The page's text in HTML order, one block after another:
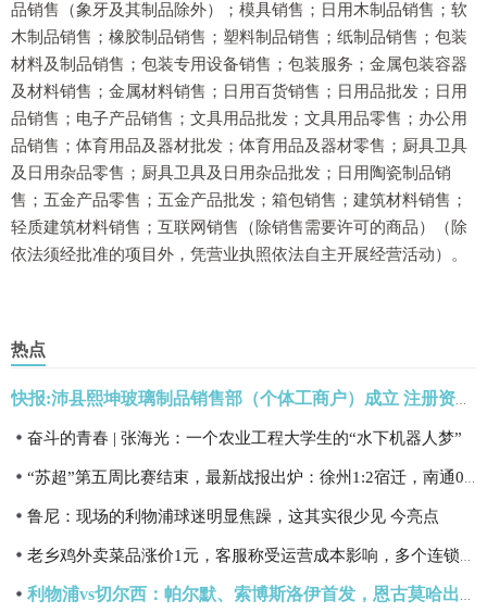
品销售（象牙及其制品除外）；模具销售；日用木制品销售；软
木制品销售；橡胶制品销售；塑料制品销售；纸制品销售；包装
材料及制品销售；包装专用设备销售；包装服务；金属包装容器
及材料销售；金属材料销售；日用百货销售；日用品批发；日用
品销售；电子产品销售；文具用品批发；文具用品零售；办公用
品销售；体育用品及器材批发；体育用品及器材零售；厨具卫具
及日用杂品零售；厨具卫具及日用杂品批发；日用陶瓷制品销
售；五金产品零售；五金产品批发；箱包销售；建筑材料销售；
轻质建筑材料销售；互联网销售（除销售需要许可的商品）（除
依法须经批准的项目外，凭营业执照依法自主开展经营活动）。
热点
奋斗的青春 | 张海光：一个农业工程大学生的“水下机器人梦”
鲁尼：现场的利物浦球迷明显焦躁，这其实很少见 今亮点